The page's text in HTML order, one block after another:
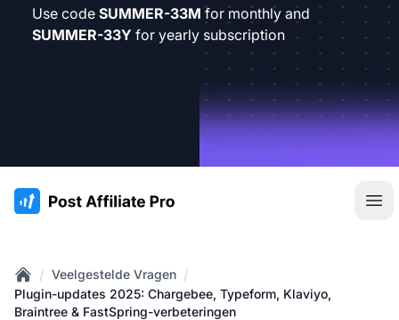
Use code SUMMER-33M for monthly and
SUMMER-33Y for yearly subscription
:site.title
Home
/ Veelgestelde Vragen /
Plugin-updates 2025: Chargebee, Typeform, Klaviyo,
Braintree & FastSpring-verbeteringen